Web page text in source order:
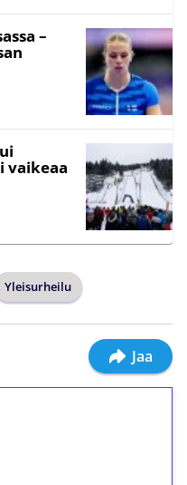
–
vaikeaa
Yleisurheilu
Jaa